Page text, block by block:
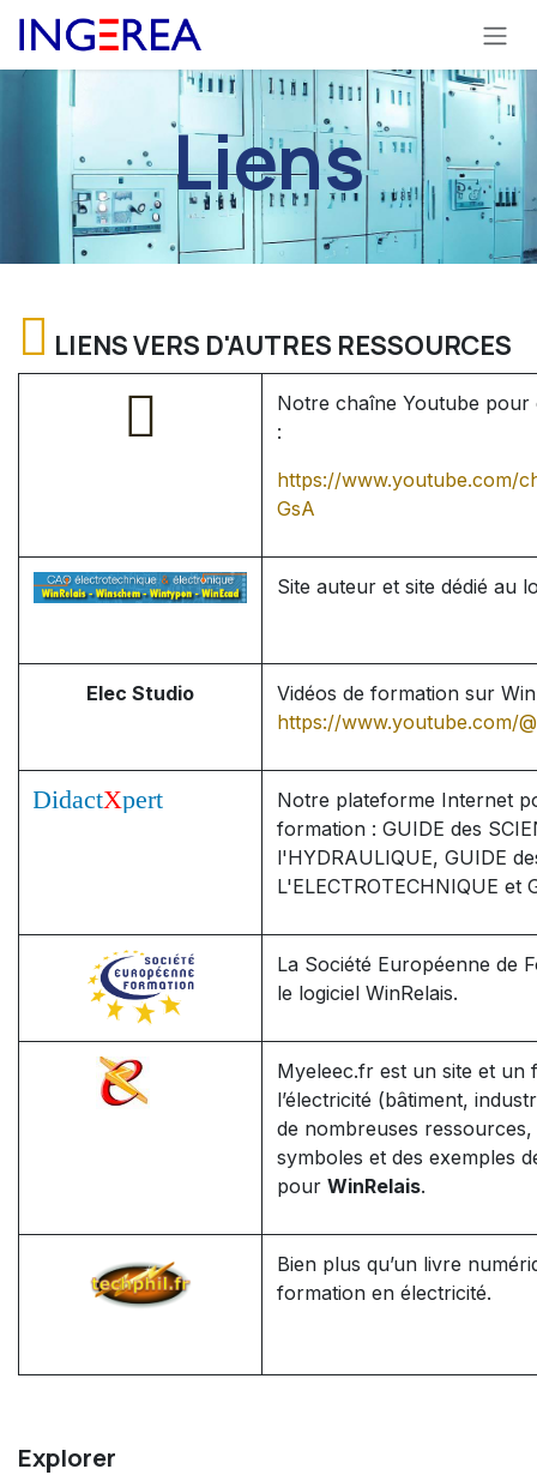
Se rendre au contenu
Liens
LIENS VERS D'AUTRES RESSOURCES
Notre chaîne Youtube
:
https://www.youtube.com/
GsA
Site auteur et site dédié au
Elec Studio
Vidéos de formation sur
https://www.youtube.com/
Notre plateforme Internet
formation : GUIDE des
l'HYDRAULIQUE, GUIDE
L'ELECTROTECHNIQUE et
La Société Européenne de
le logiciel WinRelais.
Myeleec.fr est un site et un
l’électricité (bâtiment,
de nombreuses
symboles et des exemples
pour WinRelais.
Bien plus qu’un livre
formation en électricité.
Explorer